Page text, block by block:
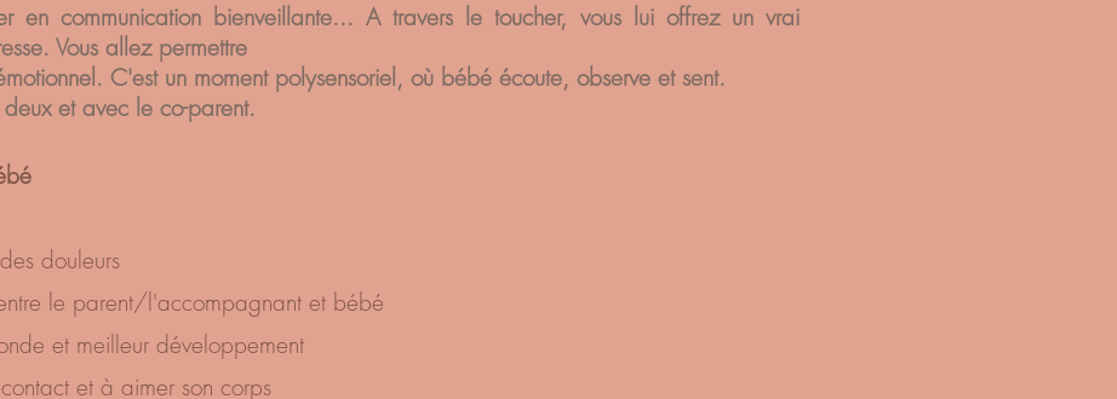
douleurs
le parent/l'accompagnant et bébé
et meilleur développement
et à aimer son corps
en communication bienveillante... A travers le toucher, vous lui offrez un vrai
Vous allez permettre
C'est un moment polysensoriel, où bébé écoute, observe et sent.
et avec le co-parent.